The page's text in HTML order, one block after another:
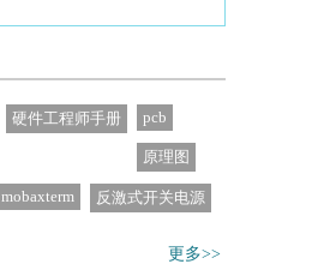
硬件工程师手册 pcb
原理图
mobaxterm 反激式开关电源
更多>>